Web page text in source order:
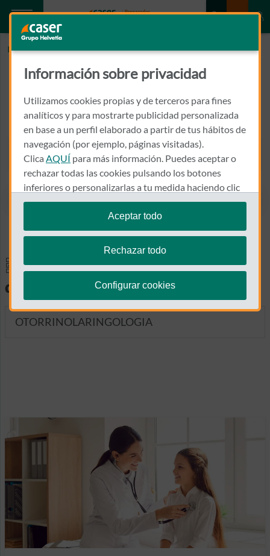
Inicio SAMBOLA CABRER, IGNACIO
SAMBOLA CABRER, IGNACIO
17002 - GIRONA
972 203 762
Llamar a SAMBOLA
Ver el mapa en Google Maps
Especialidades y pruebas
diagnósticas
OTORRINOLARINGOLOGIA
Información sobre privacidad
Utilizamos cookies propias y de terceros para fines
analíticos y para mostrarte publicidad personalizada
en base a un perfil elaborado a partir de tus hábitos de
navegación (por ejemplo, páginas visitadas).
Clica AQUÍ para más información. Puedes aceptar o
rechazar todas las cookies pulsando los botones
inferiores o personalizarlas a tu medida haciendo clic
en"configurar cookies".
Te recordamos que puedes modificar tus ajustes de
cookies en cualquier momento en la sección
Aceptar todo
Rechazar todo
Configurar cookies